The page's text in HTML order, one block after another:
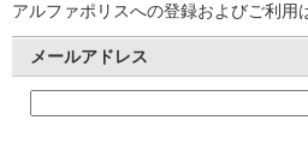
アルファポリスへの登録およびご利用
メールアドレス